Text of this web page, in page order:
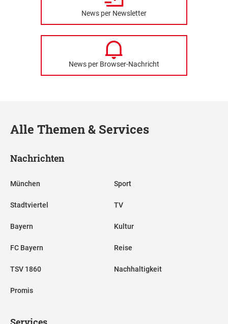
News per Newsletter
News per Browser-Nachricht
Alle Themen & Services
Nachrichten
München
Stadtviertel
Bayern
FC Bayern
TSV 1860
Promis
Sport
TV
Kultur
Reise
Nachhaltigkeit